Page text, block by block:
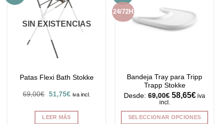
Las
opciones
se
en
página
producto
se
página
de
producto
SIN EXISTENCIAS
Patas Flexi Bath Stokke
69,00€ El
era:
69,00€.
51,75€El
es:
51,75€.
iva incl.
LEER MÁS
24/72H
Bandeja Tray para Tripp
Trapp Stokke
Desde: 69,00€ 58,65€ iva
incl.
SELECCIONAR OPCIONES